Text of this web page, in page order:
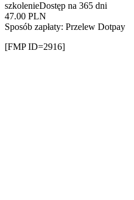
szkolenieDostęp na 365 dni
47.00 PLN
Sposób zapłaty: Przelew Dotpay
[FMP ID=2916]